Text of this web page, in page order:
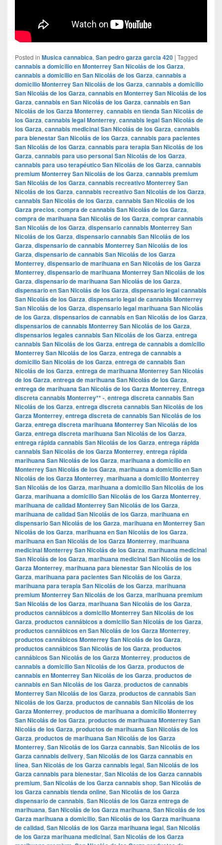
Posted in Musica cannabica, San pedro garza garcia 420 | Tagged
cannabis a domicilio en Monterrey San Nicolás de los Garza,
cannabis a domicilio en San Nicolás de los Garza, cannabis a
domicilio Monterrey San Nicolás de los Garza, cannabis a domicilio
San Nicolás de los Garza, cannabis en Monterrey San Nicolás de los
Garza, cannabis en San Nicolás de los Garza, cannabis en San
Nicolás de los Garza Monterrey, cannabis en tienda San Nicolás de
los Garza, cannabis legal Monterrey, cannabis legal San Nicolás de
los Garza, cannabis medicinal San Nicolás de los Garza, cannabis
para bienestar San Nicolás de los Garza, cannabis para pacientes
San Nicolás de los Garza, cannabis para terapia San Nicolás de los
Garza, cannabis para uso personal San Nicolás de los Garza,
cannabis para uso terapéutico San Nicolás de los Garza, cannabis
premium Monterrey San Nicolás de los Garza, cannabis premium
San Nicolás de los Garza, cannabis recreativo Monterrey San
Nicolás de los Garza, cannabis recreativo San Nicolás de los Garza,
cannabis San Nicolás de los Garza, cannabis San Nicolás de los
Garza precios, compra de cannabis San Nicolás de los Garza,
compra de marihuana San Nicolás de los Garza, comprar cannabis
San Nicolás de los Garza, dispensario cannabis Monterrey San
Nicolás de los Garza, dispensario cannabis San Nicolás de los
Garza, dispensario de cannabis Monterrey San Nicolás de los
Garza, dispensario de cannabis San Nicolás de los Garza
Monterrey, dispensario de marihuana en San Nicolás de los Garza
Monterrey, dispensario de marihuana Monterrey San Nicolás de los
Garza, dispensario de marihuana San Nicolás de los Garza,
dispensario en San Nicolás de los Garza, dispensario legal cannabis
San Nicolás de los Garza, dispensario legal de cannabis Monterrey
San Nicolás de los Garza, dispensario legal marihuana San Nicolás
de los Garza, dispensarios de cannabis en San Nicolás de los Garza,
dispensarios de cannabis Monterrey San Nicolás de los Garza,
dispensarios legales cannabis San Nicolás de los Garza, entrega
cannabis San Nicolás de los Garza, entrega de cannabis a domicilio
Monterrey San Nicolás de los Garza, entrega de cannabis a
domicilio San Nicolás de los Garza, entrega de cannabis San
Nicolás de los Garza, entrega de marihuana Monterrey San Nicolás
de los Garza, entrega de marihuana San Nicolás de los Garza,
entrega de marihuana San Nicolás de los Garza Monterrey, Entrega
discreta cannabis Monterrey** -, entrega discreta cannabis San
Nicolás de los Garza, entrega discreta cannabis San Nicolás de los
Garza Monterrey, entrega discreta de cannabis San Nicolás de los
Garza, entrega discreta marihuana Monterrey San Nicolás de los
Garza, entrega discreta marihuana San Nicolás de los Garza,
entrega rápida cannabis San Nicolás de los Garza, entrega rápida
cannabis San Nicolás de los Garza Monterrey, entrega rápida
marihuana San Nicolás de los Garza, marihuana a domicilio en
Monterrey San Nicolás de los Garza, marihuana a domicilio en San
Nicolás de los Garza Monterrey, marihuana a domicilio Monterrey
San Nicolás de los Garza, marihuana a domicilio San Nicolás de los
Garza, marihuana a domicilio San Nicolás de los Garza Monterrey,
marihuana de calidad Monterrey San Nicolás de los Garza,
marihuana de calidad San Nicolás de los Garza, marihuana en
dispensario San Nicolás de los Garza, marihuana en Monterrey San
Nicolás de los Garza, marihuana en San Nicolás de los Garza,
marihuana en San Nicolás de los Garza Monterrey, marihuana
medicinal Monterrey San Nicolás de los Garza, marihuana medicinal
San Nicolás de los Garza, marihuana medicinal San Nicolás de los
Garza Monterrey, marihuana para bienestar San Nicolás de los
Garza, marihuana para pacientes San Nicolás de los Garza,
marihuana para terapia San Nicolás de los Garza, marihuana
premium Monterrey San Nicolás de los Garza, marihuana premium
San Nicolás de los Garza, marihuana San Nicolás de los Garza,
productos cannábicos a domicilio Monterrey San Nicolás de los
Garza, productos cannábicos a domicilio San Nicolás de los Garza,
productos cannábicos en San Nicolás de los Garza Monterrey,
productos cannábicos Monterrey San Nicolás de los Garza,
productos cannábicos San Nicolás de los Garza, productos
cannábicos San Nicolás de los Garza Monterrey, productos de
cannabis a domicilio San Nicolás de los Garza, productos de
cannabis en Monterrey San Nicolás de los Garza, productos de
cannabis en San Nicolás de los Garza, productos de cannabis
Monterrey San Nicolás de los Garza, productos de cannabis San
Nicolás de los Garza, productos de cannabis San Nicolás de los
Garza Monterrey, productos de marihuana a domicilio Monterrey
San Nicolás de los Garza, productos de marihuana Monterrey San
Nicolás de los Garza, productos de marihuana San Nicolás de los
Garza, productos de marihuana San Nicolás de los Garza
Monterrey, San Nicolás de los Garza cannabis, San Nicolás de los
Garza cannabis delivery, San Nicolás de los Garza cannabis en
línea, San Nicolás de los Garza cannabis legal, San Nicolás de los
Garza cannabis para bienestar, San Nicolás de los Garza cannabis
premium, San Nicolás de los Garza cannabis shop, San Nicolás de
los Garza cannabis tienda online, San Nicolás de los Garza
dispensario de cannabis, San Nicolás de los Garza entrega de
marihuana, San Nicolás de los Garza marihuana, San Nicolás de los
Garza marihuana a domicilio, San Nicolás de los Garza marihuana
de calidad, San Nicolás de los Garza marihuana legal, San Nicolás
de los Garza marihuana medicinal, San Nicolás de los Garza